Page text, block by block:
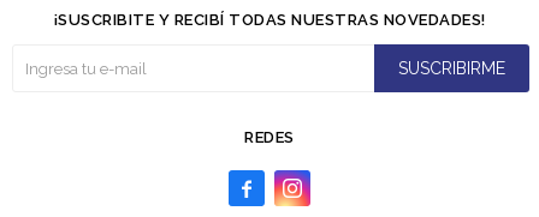
REDES
 
¡SUSCRIBITE Y RECIBÍ TODAS NUESTRAS NOVEDADES!
SUSCRIBIRME